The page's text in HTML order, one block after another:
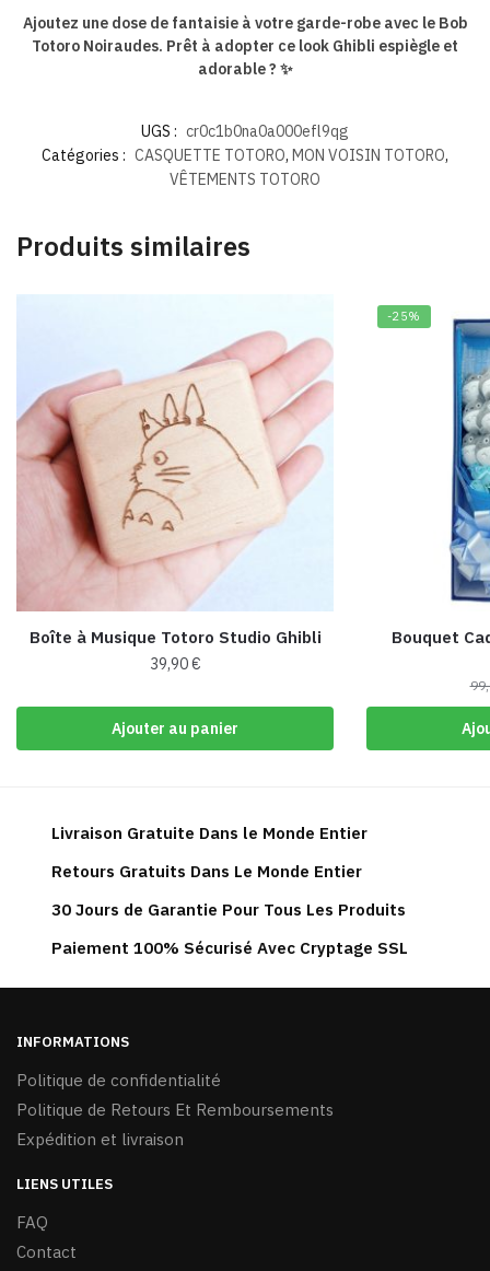
Ajoutez une dose de fantaisie à votre garde-robe avec le Bob
Totoro Noiraudes. Prêt à adopter ce look Ghibli espiègle et
adorable ? ✨
UGS : cr0c1b0na0a000efl9qg
Catégories : CASQUETTE TOTORO, MON VOISIN TOTORO,
VÊTEMENTS TOTORO
Produits similaires
Boîte à Musique Totoro Studio Ghibli
39,90€
Ajouter au panier
-25%
Bouquet
Livraison Gratuite Dans le Monde Entier
Retours Gratuits Dans Le Monde Entier
30 Jours de Garantie Pour Tous Les Produits
Paiement 100% Sécurisé Avec Cryptage SSL
INFORMATIONS
Politique de confidentialité
Politique de Retours Et Remboursements
Expédition et livraison
LIENS UTILES
FAQ
Contact